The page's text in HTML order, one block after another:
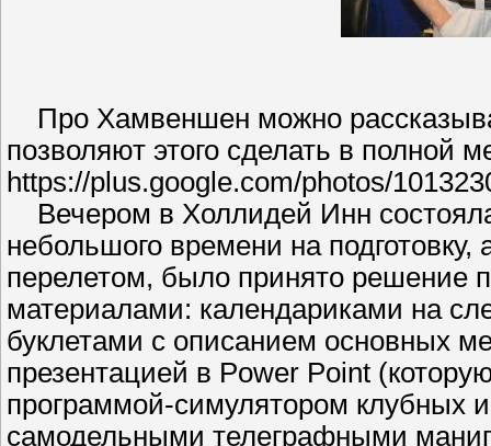
Про Хамвеншен можно
позволяют этого сделать в полной
https://plus.google.com/photos/
Вечером в Холлидей Инн
небольшого времени на
перелетом, было принято решение
материалами: календариками на
буклетами с описанием основных
презентацией в Power Point
программой-симулятором клубных
самодельными телеграфными